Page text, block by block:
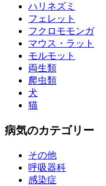
ハリネズミ
フェレット
フクロモモンガ
マウス・ラット
モルモット
両生類
爬虫類
犬
猫
病気のカテゴリー
その他
呼吸器科
感染症